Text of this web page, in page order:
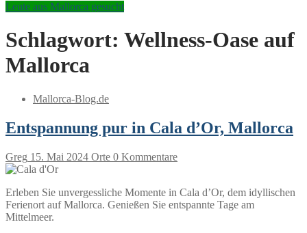
Leute aus Mallorca gesucht
Schlagwort: Wellness-Oase auf
Mallorca
Mallorca-Blog.de
Entspannung pur in Cala d’Or, Mallorca
Greg 15. Mai 2024 Orte 0 Kommentare
Erleben Sie unvergessliche Momente in Cala d’Or, dem idyllischen
Ferienort auf Mallorca. Genießen Sie entspannte Tage am
Mittelmeer.